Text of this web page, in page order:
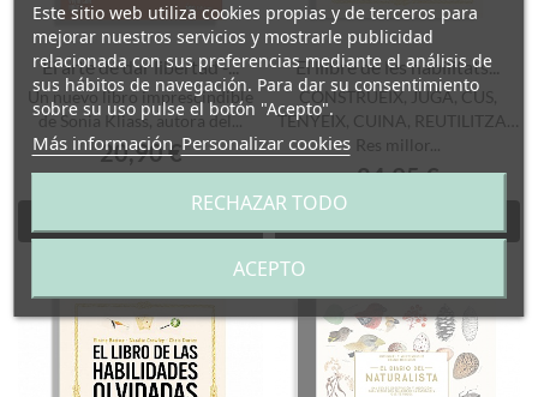
El arte de dar libertad -...
Un nuevo libro imprescindible
de Sonia Kliass, autora del...
20,90 €
El llibre de les habilitats...
CONSTRUEIX, JUGA, CUS,
TENYEIX, CUINA, REUTILITZA…
Res millor...
24,95 €
Este sitio web utiliza cookies propias y de terceros para
mejorar nuestros servicios y mostrarle publicidad
relacionada con sus preferencias mediante el análisis de
sus hábitos de navegación. Para dar su consentimiento
sobre su uso pulse el botón "Acepto".
Más información Personalizar cookies
RECHAZAR TODO
ACEPTO